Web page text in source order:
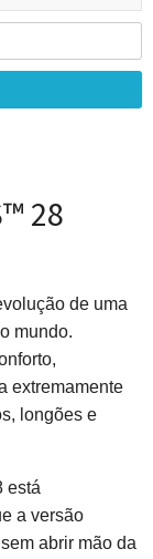
28
de uma
mundo.
extremamente
longões e
est
a versão
abrir mão da